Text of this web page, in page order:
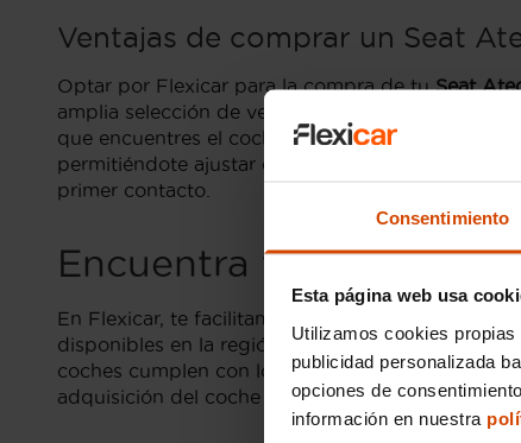
Consentimiento
Esta página web usa
Utilizamos cookies
publicidad personalizada
opciones de
información en nuestra
Ventajas de comprar un Seat
Optar por Flexicar para la compra de tuSeat
amplia selección de vehículos cuidadosamente
que encuentres el coche que se adapta
permitiéndote ajustar el plan de pago a tu
primer contacto.
Encuentra tu Seat
En Flexicar, te facilitamos encontrar el
disponibles en la región, todos listos para una
coches cumplen con los más altos estándares.
adquisición del coche perfecto con la